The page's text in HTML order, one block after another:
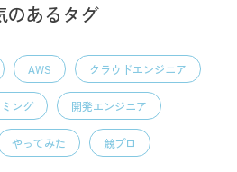
のあるタグ
AWS クラウドエンジニア
ング 開発エンジニア
やってみた 競プロ